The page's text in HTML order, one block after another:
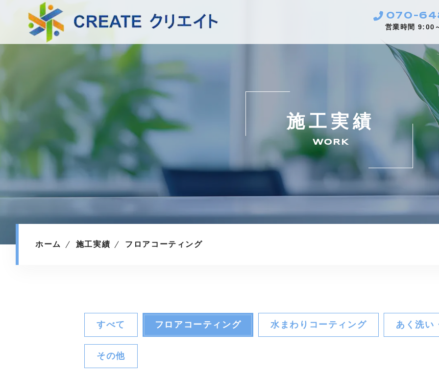
070-
営業時間 9:00
施工実績
WORK
ホーム 施工実績 フロアコーティング
すべて フロアコーティング 水まわりコーティング あく洗い
その他